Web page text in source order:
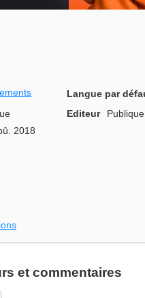
Langue par
Editeur
Publique
2018
et commentaires